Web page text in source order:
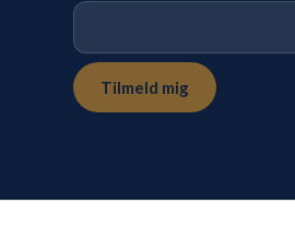
Tilmeld mig